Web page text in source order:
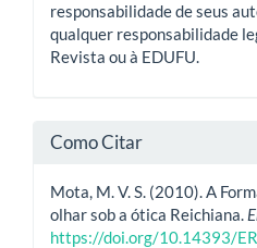
responsabilidade de seus
qualquer responsabilidade
Revista ou à EDUFU.
Como Citar
Mota, M. V. S. (2010). A
olhar sob a ótica Reichiana.
https://doi.org/10.14393/